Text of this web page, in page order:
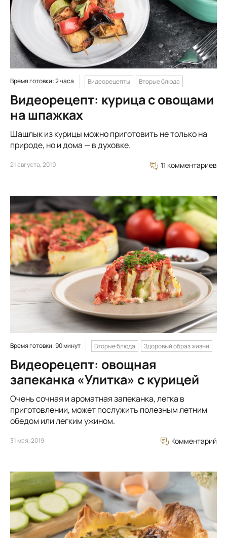
Время готовки: 2 часа Видеорецепты Вторые блюда
Видеорецепт: курица с овощами
на шпажках
Шашлык из курицы можно приготовить не только на
природе, но и дома — в духовке.
21 августа, 2019 11 комментариев
Время готовки: 90 минут Вторые блюда Здоровый образ жизни
Видеорецепт: овощная
запеканка «Улитка» с курицей
Очень сочная и ароматная запеканка, легка в
приготовлении, может послужить полезным летним
обедом или легким ужином.
31 мая, 2019 Комментарий